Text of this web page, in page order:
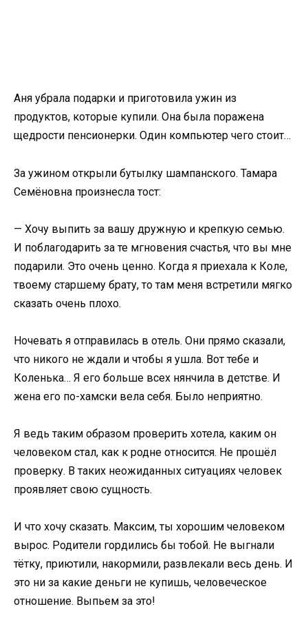
Аня убрала подарки и приготовила ужин из
продуктов, которые купили. Она была поражена
щедрости пенсионерки. Один компьютер чего стоит…
За ужином открыли бутылку шампанского. Тамара
Семёновна произнесла тост:
— Хочу выпить за вашу дружную и крепкую семью.
И поблагодарить за те мгновения счастья, что вы мне
подарили. Это очень ценно. Когда я приехала к Коле,
твоему старшему брату, то там меня встретили мягко
сказать очень плохо.
Ночевать я отправилась в отель. Они прямо сказали,
что никого не ждали и чтобы я ушла. Вот тебе и
Коленька… Я его больше всех нянчила в детстве. И
жена его по-хамски вела себя. Было неприятно.
Я ведь таким образом проверить хотела, каким он
человеком стал, как к родне относится. Не прошёл
проверку. В таких неожиданных ситуациях человек
проявляет свою сущность.
И что хочу сказать. Максим, ты хорошим человеком
вырос. Родители гордились бы тобой. Не выгнали
тётку, приютили, накормили, развлекали весь день. И
это ни за какие деньги не купишь, человеческое
отношение. Выпьем за это!